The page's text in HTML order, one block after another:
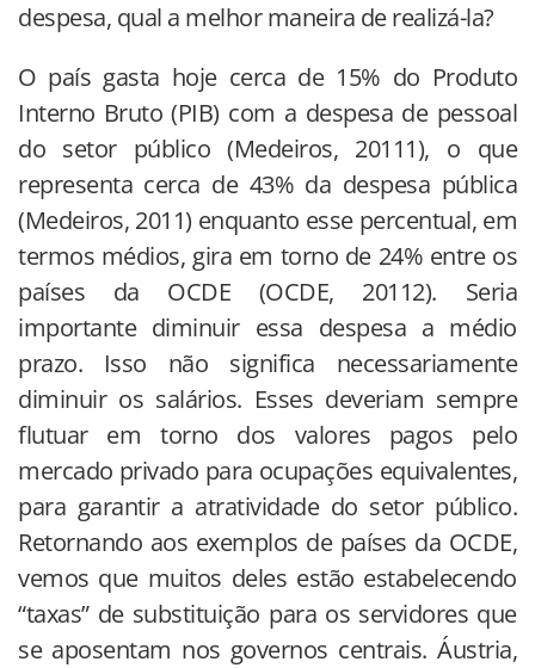
despesa, qual a melhor maneira de realizá-la?
O país gasta hoje cerca de 15% do Produto
Interno Bruto (PIB) com a despesa de pessoal
do setor público (Medeiros, 20111), o que
representa cerca de 43% da despesa pública
(Medeiros, 2011) enquanto esse percentual, em
termos médios, gira em torno de 24% entre os
países da OCDE (OCDE, 20112). Seria
importante diminuir essa despesa a médio
prazo. Isso não significa necessariamente
diminuir os salários. Esses deveriam sempre
flutuar em torno dos valores pagos pelo
mercado privado para ocupações equivalentes,
para garantir a atratividade do setor público.
Retornando aos exemplos de países da OCDE,
vemos que muitos deles estão estabelecendo
“taxas” de substituição para os servidores que
se aposentam nos governos centrais. Áustria,